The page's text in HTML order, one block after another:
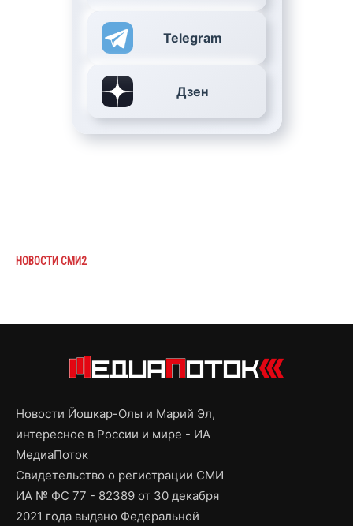
Telegram
Дзен
НОВОСТИ СМИ2
Новости Йошкар-Олы и Марий Эл,
интересное в России и мире - ИА
МедиаПоток
Свидетельство о регистрации СМИ
ИА № ФС 77 - 82389 от 30 декабря
2021 года выдано Федеральной